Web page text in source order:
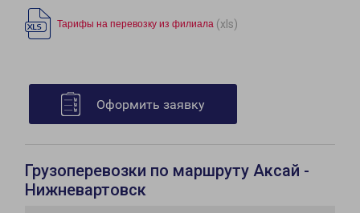
Тарифы на перевозку из филиала (xls)
Оформить заявку
Грузоперевозки по маршруту Аксай -
Нижневартовск